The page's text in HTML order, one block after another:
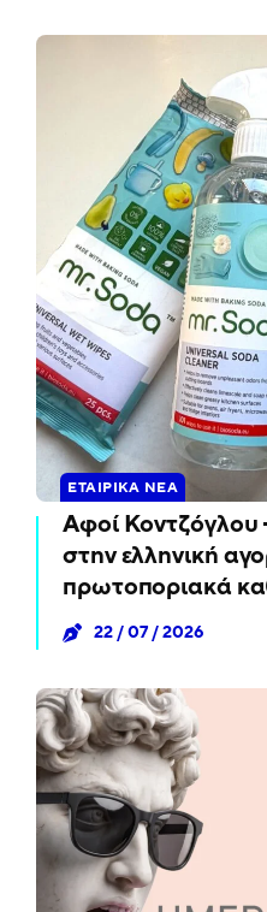
ΕΤΑΙΡΙΚΆ ΝΈΑ
Αφοί Κοντζόγλου
στην ελληνική
πρωτοποριακά
22 / 07 / 2026